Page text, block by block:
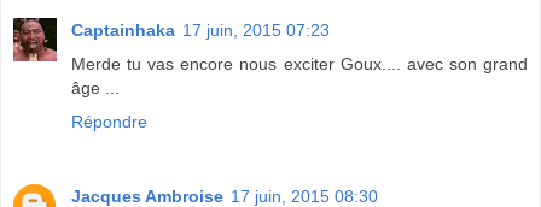
Captainhaka 17 juin, 2015 07:23
Merde tu vas encore nous exciter Goux.... avec son grand
âge ...
Répondre
Jacques Ambroise 17 juin, 2015 08:30